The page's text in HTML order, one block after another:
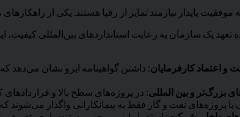
موفقیت پایدار نیازمند تمایز از رقبا هستند. یکی از
تعهد یک سازمان به رعایت استانداردهای بین‌المللی
و اعتماد کارفرمایان: داشتن گواهینامه ایزو نشان می‌دهد
بزرگ‌تر و بین المللی: در پروژه‌های سطح بالا و
یا پروژه‌های نفت و گاز فقط به پیمانکارانی واگذار می‌شوند